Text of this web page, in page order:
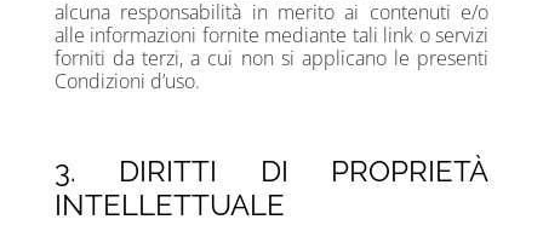
alcuna responsabilità in merito ai contenuti e/o
alle informazioni fornite mediante tali link o servizi
forniti da terzi, a cui non si applicano le presenti
Condizioni d’uso.
3. DIRITTI DI PROPRIETÀ
INTELLETTUALE